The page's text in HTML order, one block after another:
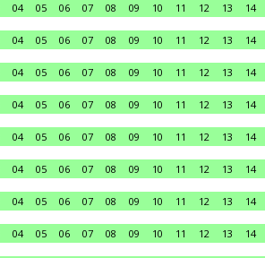
04 05 06 07 08 09 10 11 12 13 14
04 05 06 07 08 09 10 11 12 13 14
04 05 06 07 08 09 10 11 12 13 14
04 05 06 07 08 09 10 11 12 13 14
04 05 06 07 08 09 10 11 12 13 14
04 05 06 07 08 09 10 11 12 13 14
04 05 06 07 08 09 10 11 12 13 14
04 05 06 07 08 09 10 11 12 13 14